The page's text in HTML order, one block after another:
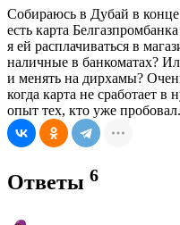
Собираюсь в Дубай в
есть карта
я ей расплачиваться в
наличные в банкоматах?
и менять на дирхамы?
когда карта не сработает
опыт тех, кто уже пробовал.
Ответы 6